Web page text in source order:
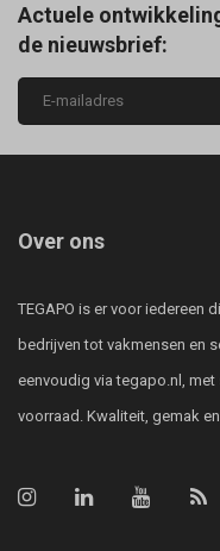
Actuele
de nieuwsbrief:
Over ons
TEGAPO is er voor iedereen
bedrijven tot vakmensen en
eenvoudig via tegapo.nl,
voorraad. Kwaliteit, gemak